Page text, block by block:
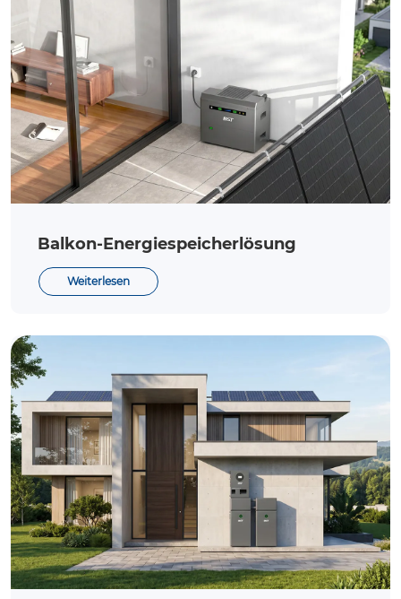
Balkon-Energiespeicherlösung
Weiterlesen